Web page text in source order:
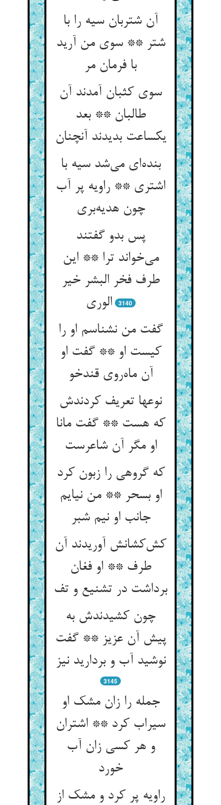
آن شتربان سیه را با
شتر ** سوی من آرید
با فرمان مر
سوی کثبان آمدند آن
طالبان ** بعد
یکساعت بدیدند آنچنان
بنده‌ای می‌شد سیه با
اشتری ** راویه پر آب
چون هدیه‌بری
پس بدو گفتند
می‌خواند ترا ** این
طرف فخر البشر خیر
الوری
3140
گفت من نشناسم او را
کیست او ** گفت او
آن ماه‌روی قندخو
نوعها تعریف کردندش
که هست ** گفت مانا
او مگر آن شاعرست
که گروهی را زبون کرد
او بسحر ** من نیایم
جانب او نیم شبر
کش‌کشانش آوریدند آن
طرف ** او فغان
برداشت در تشنیع و تف
چون کشیدندش به
پیش آن عزیز ** گفت
نوشید آب و بردارید نیز
3145
جمله را زان مشک او
سیراب کرد ** اشتران
و هر کسی زان آب
خورد
راویه پر کرد و مشک از